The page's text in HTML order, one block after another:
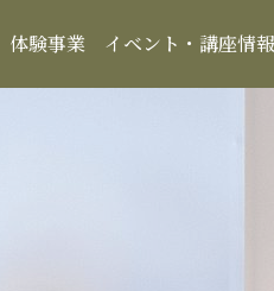
体験事業 イベント・講座情報